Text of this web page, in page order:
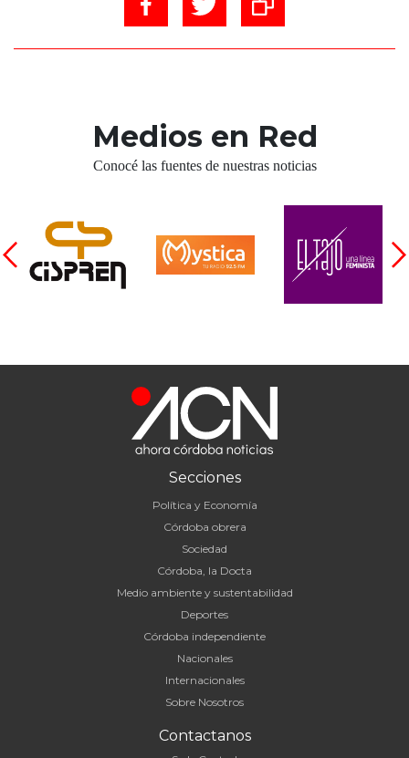
Medios en Red
Conocé las fuentes de nuestras noticias
Secciones
Política y Economía
Córdoba obrera
Sociedad
Córdoba, la Docta
Medio ambiente y sustentabilidad
Deportes
Córdoba independiente
Nacionales
Internacionales
Sobre Nosotros
Contactanos